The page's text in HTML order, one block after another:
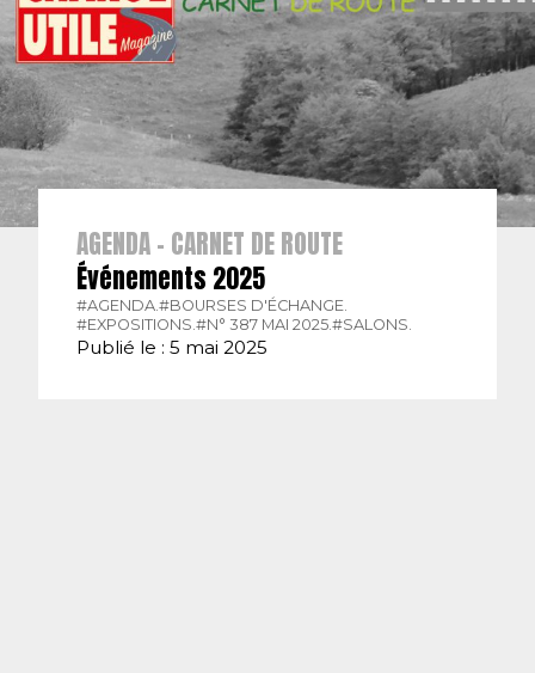
AGENDA - CARNET DE ROUTE
Événements 2025
#AGENDA. #BOURSES D'ÉCHANGE.
#EXPOSITIONS. #N° 387 MAI 2025. #SALONS.
Publié le : 5 mai 2025